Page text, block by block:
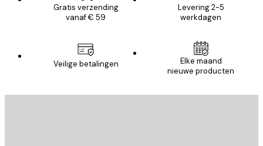
Gratis verzending
vanaf € 59
Levering 2-5
werkdagen
Veilige betalingen
Elke maand
nieuwe producten